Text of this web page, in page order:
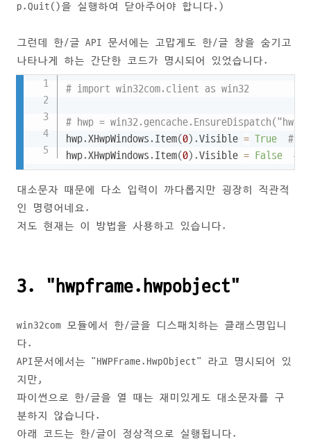
p.Quit()을 실행하여 닫아주어야 합니다.)
그런데 한/글 API 문서에는 고맙게도 한/글 창을 숨기고
나타나게 하는 간단한 코드가 명시되어 있었습니다.
# import win32com.client as win32
# hwp =
hwp.XHwpWindows. Item(0) .Visible = True
#
hwp.XHwpWindows. Item(0) .Visible = False #
대소문자 때문에 다소 입력이 까다롭지만 굉장히 직관적
인 명령어네요.
저도 현재는 이 방법을 사용하고 있습니다.
3. "hwpframe.hwpobject"
win32com 모듈에서 한/글을 디스패치하는 클래스명입니
다.
API문서에서는 "HWPFrame.HwpObject" 라고 명시되어 있
지만,
파이썬으로 한/글을 열 때는 재미있게도 대소문자를 구
분하지 않습니다.
아래 코드는 한/글이 정상적으로 실행됩니다.